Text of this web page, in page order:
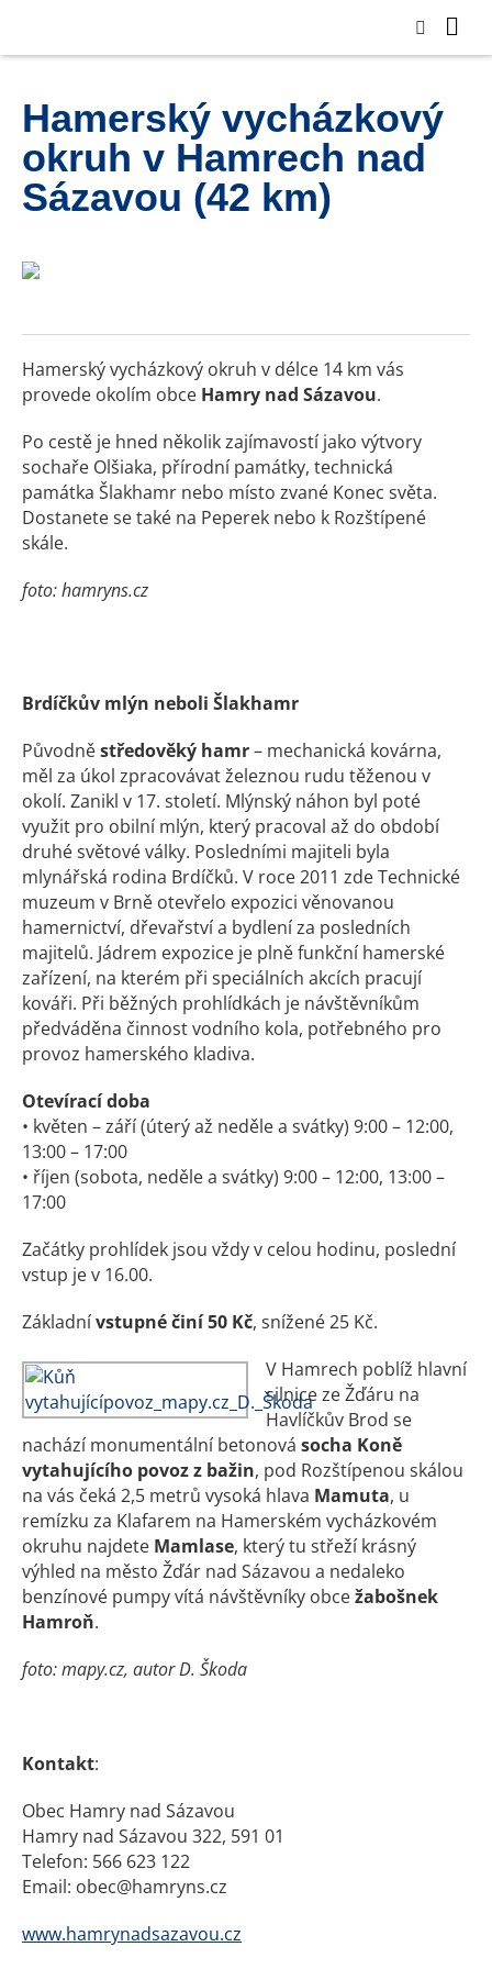
Hamerský vycházkový
okruh v Hamrech nad
Sázavou (42 km)
Hamerský vycházkový okruh v délce 14 km vás
provede okolím obce Hamry nad Sázavou.
Po cestě je hned několik zajímavostí jako výtvory
sochaře Olšiaka, přírodní památky, technická
památka Šlakhamr nebo místo zvané Konec světa.
Dostanete se také na Peperek nebo k Rozštípené
skále.
foto: hamryns.cz
Brdíčkův mlýn neboli Šlakhamr
Původněstředověký hamr– mechanická kovárna,
měl za úkol zpracovávat železnou rudu těženou v
okolí. Zanikl v 17. století. Mlýnský náhon byl poté
využit pro obilní mlýn, který pracoval až do období
druhé světové války. Posledními majiteli byla
mlynářská rodina Brdíčků. V roce 2011 zde Technické
muzeum v Brně otevřelo expozici věnovanou
hamernictví, dřevařství a bydlení za posledních
majitelů. Jádrem expozice je plně funkční hamerské
zařízení, na kterém při speciálních akcích pracují
kováři. Při běžných prohlídkách je návštěvníkům
předváděna činnost vodního kola, potřebného pro
provoz hamerského kladiva.
Otevírací doba
• květen – září (úterý až neděle a svátky) 9:00 – 12:00,
13:00 – 17:00
• říjen (sobota, neděle a svátky) 9:00 – 12:00, 13:00 –
17:00
Začátky prohlídek jsou vždy v celou hodinu, poslední
vstup je v 16.00.
Základnívstupné činí 50 Kč, snížené 25 Kč.
V Hamrech poblíž hlavní
silnice ze Žďáru na
Havlíčkův Brod se
nachází monumentální betonová socha Koně
vytahujícího povoz z bažin, pod Rozštípenou skálou
na vás čeká 2,5 metrů vysoká hlava Mamuta, u
remízku za Klafarem na Hamerském vycházkovém
okruhu najdete Mamlase, který tu střeží krásný
výhled na město Žďár nad Sázavou a nedaleko
benzínové pumpy vítá návštěvníky obcežabošnek
Hamroň.
foto: mapy.cz, autor D. Škoda
Kontakt:
Obec Hamry nad Sázavou
Hamry nad Sázavou 322, 591 01
Telefon: 566 623 122
Email: obec@hamryns.cz
www.hamrynadsazavou.cz